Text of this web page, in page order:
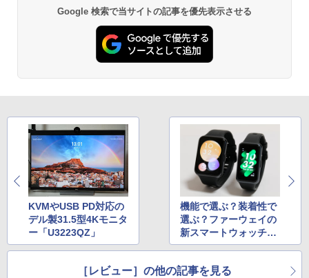
￥45,800
BRUCE WAYNE feat. Flo Milli, ATL Jacob
￥250
￥250
On My Road (Stadium ver.)
￥250
BUGS LIFE
by Amazon 天然水 ラベルレス 500ml ×24本
ウォーター ペットボトル 静岡県産 500ミリリ
ットル (Smart Basic)
強炭酸水 ペットボトル 500ミリリットル (Sm
art Basic)
￥1,625
by Amazon 天然水ラベルレス 2L×9本
￥1,117
異世界居酒屋「のぶ」(22) (角川コミックス・
￥832
￥594
HUNTER×HUNTER モノクロ版 39 (ジャンプ
コミックスDIGITAL)
￥572
スーパーの裏でヤニ吸うふたり 9巻 (デジタル
Google 検索で当サイトの記事を優先表示させる
KVMやUSB PD対応の
デル製31.5型4Kモニタ
ー「U3223QZ」
機能で選ぶ？装着性で
選ぶ？ファーウェイの
新スマートウォッチ
「HUAWEI WATCH FI
nd 7」実機レビュー
［レビュー］の他の記事を見る